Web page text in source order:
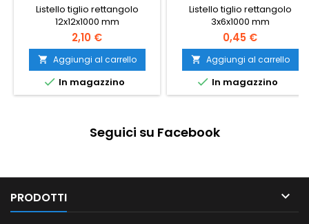
Listello tiglio rettangolo
12x12x1000 mm
2,10 €
 Aggiungi al carrello
 In magazzino
Listello tiglio rettangolo
3x6x1000 mm
0,45 €
 Aggiungi al carrello
 In magazzino
Seguici su Facebook
PRODOTTI 